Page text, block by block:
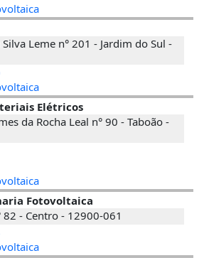
Leme n° 201 - Jardim do Sul -
Elétricos
da Rocha Leal n° 90 - Taboão -
Fotovoltaica
82 - Centro - 12900-061